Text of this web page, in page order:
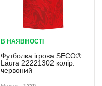
В НАЯВНОСТІ
Футболка ігрова SECO®
Laura 22221302 колiр:
червоний